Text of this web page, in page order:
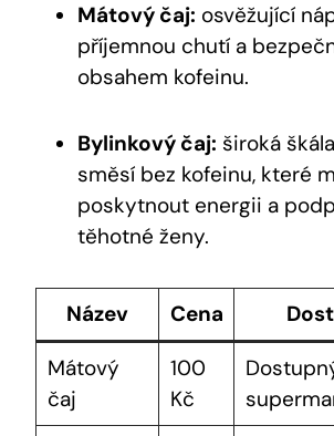
Mátový čaj: ‍osvěžující
příjemnou ‌chutí a
obsahem kofeinu.
Bylinkový ‍čaj: široká
směsí bez kofeinu, které
‌poskytnout energii a
těhotné‍ ženy.
Název Cena
Mátový
čaj
100
Kč